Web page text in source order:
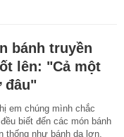
bánh truyền
lên: "Cả một
đâu"
em chúng mình chắc
biết đến các món bánh
thống như bánh da lợn,